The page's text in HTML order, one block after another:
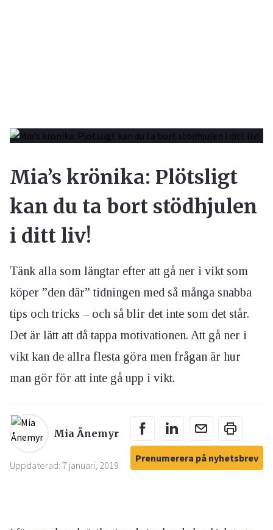
Mia’s krönika: Plötsligt
kan du ta bort stödhjulen
i ditt liv!
Tänk alla som längtar efter att gå ner i vikt som
köper ”den där” tidningen med så många snabba
tips och tricks – och så blir det inte som det står.
Det är lätt att då tappa motivationen. Att gå ner i
vikt kan de allra flesta göra men frågan är hur
man gör för att inte gå upp i vikt.
Mia Ånemyr
Uppdaterad: 7 januari, 2019
Prenumerera på nyhetsbrev